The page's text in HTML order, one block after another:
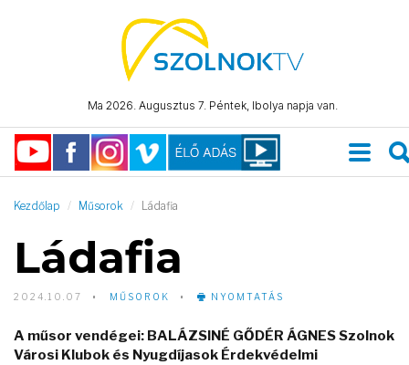
Ma 2026. Augusztus 7. Péntek, Ibolya napja van.
Kezdőlap Műsorok Ládafia
Ládafia
2024.10.07 MŰSOROK NYOMTATÁS
A műsor vendégei: BALÁZSINÉ GŐDÉR ÁGNES Szolnok
Városi Klubok és Nyugdíjasok Érdekvédelmi